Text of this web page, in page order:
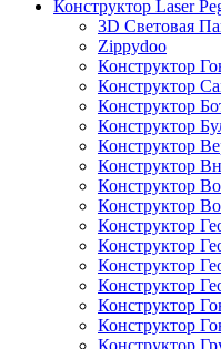
Конструктор Laser
3D Световая
Zippydoo
Конструктор
Конструктор
Конструктор
Конструктор
Конструктор
Конструктор
Конструктор
Конструктор
Конструктор
Конструктор
Конструктор
Конструктор
Конструктор
Конструктор
Конструктор